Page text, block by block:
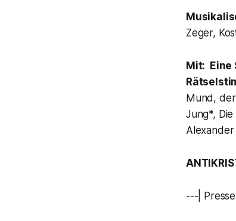
Zeger,
Mit: Eine
Mund,
Jung*,
---|